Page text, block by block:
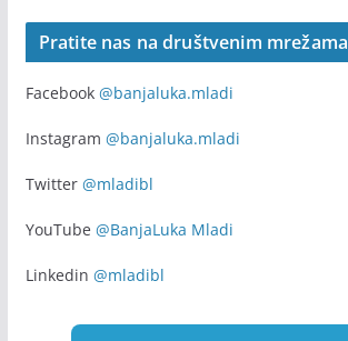
Pratite nas na društvenim mrežama
Facebook @banjaluka.mladi
Instagram @banjaluka.mladi
Twitter @mladibl
YouTube @BanjaLuka Mladi
Linkedin @mladibl